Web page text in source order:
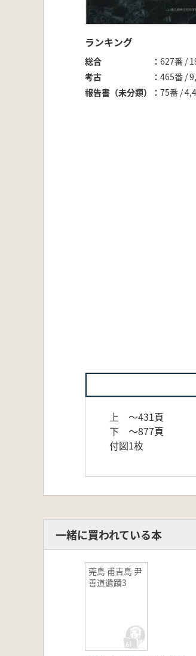
ランキング
総合
627番 /
考古
465番 /
報告書（未分類）
75番 /
上 ～431頁
下 ～877頁
付図1枚
一緒に買われている本
莞島 甫吉島 尹
善道遺蹟3